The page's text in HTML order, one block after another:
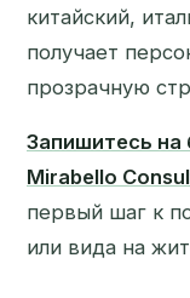
китайский,
получает
прозрачную
Запишитесь на
Mirabello
первый шаг к
или вида на